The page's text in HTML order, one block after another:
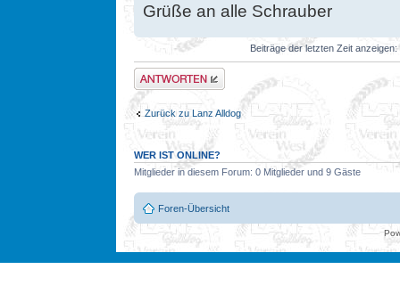
Grüße an alle Schrauber
Beiträge der letzten Zeit anzeigen:
Antwort erstellen
Zurück zu Lanz Alldog
WER IST ONLINE?
Mitglieder in diesem Forum: 0 Mitglieder und 9 Gäste
Foren-Übersicht